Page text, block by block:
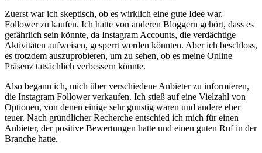
Zuerst war ich skeptisch, ob es wirklich eine gute Idee war,
Follower zu kaufen. Ich hatte von ‌anderen ⁢Bloggern gehört, ⁣dass ‌es
gefährlich sein könnte, da Instagram Accounts, ‍die⁤ verdächtige
Aktivitäten aufweisen, gesperrt werden könnten. Aber ich beschloss,​
es trotzdem auszuprobieren, um zu sehen, ‌ob es meine Online
Präsenz tatsächlich‌ verbessern könnte.
Also begann ich, mich über verschiedene Anbieter zu informieren,
die Instagram Follower verkaufen. Ich​ stieß auf eine Vielzahl von
Optionen, von denen einige ‍sehr günstig waren und andere eher
teuer. Nach gründlicher Recherche entschied ich mich ⁣für ‌einen
Anbieter, der positive Bewertungen hatte und einen guten Ruf in der
Branche hatte.